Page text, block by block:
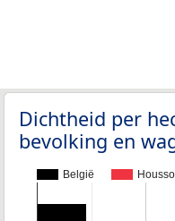
Dichtheid per
bevolking en
België